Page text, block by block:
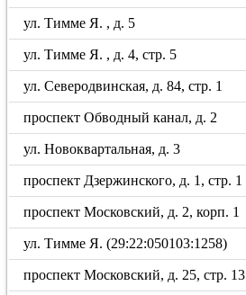
ул. Тимме Я. , д. 5
ул. Тимме Я. , д. 4, стр. 5
ул. Северодвинская, д. 84, стр. 1
проспект Обводный канал, д. 2
ул. Новоквартальная, д. 3
проспект Дзержинского, д. 1, стр. 1
проспект Московский, д. 2, корп. 1
ул. Тимме Я. (29:22:050103:1258)
проспект Московский, д. 25, стр. 13